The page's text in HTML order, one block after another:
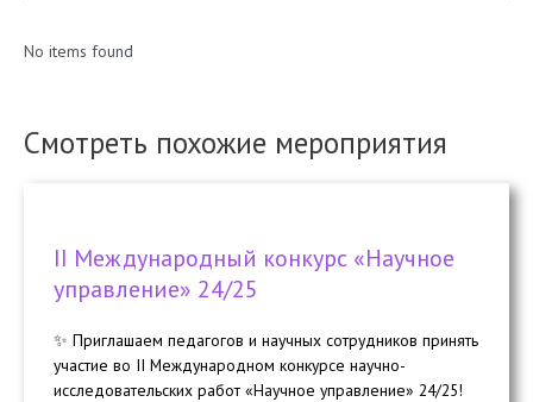
No items found
Смотреть похожие мероприятия
II Международный конкурс «Научное
управление» 24/25
✨ Приглашаем педагогов и научных сотрудников принять
участие во II Международном конкурсе научно-
исследовательских работ «Научное управление» 24/25!